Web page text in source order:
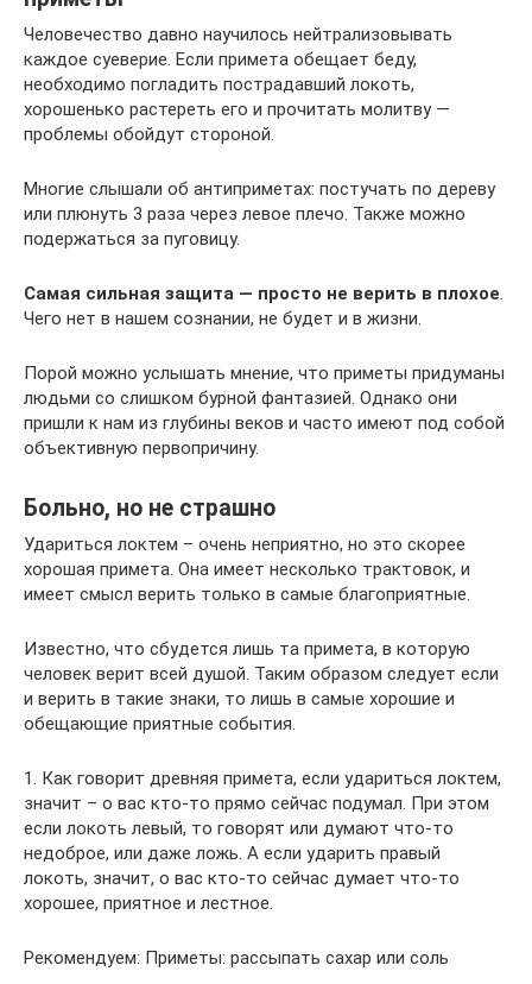
Человечество давно научилось нейтрализовывать
каждое суеверие. Если примета обещает беду,
необходимо погладить пострадавший локоть,
хорошенько растереть его и прочитать молитву —
проблемы обойдут стороной.
Многие слышали об антиприметах: постучать по дереву
или плюнуть 3 раза через левое плечо. Также можно
подержаться за пуговицу.
Самая сильная защита — просто не верить в плохое.
Чего нет в нашем сознании, не будет и в жизни.
Порой можно услышать мнение, что приметы придуманы
людьми со слишком бурной фантазией. Однако они
пришли к нам из глубины веков и часто имеют под собой
объективную первопричину.
Больно, но не страшно
Удариться локтем – очень неприятно, но это скорее
хорошая примета. Она имеет несколько трактовок, и
имеет смысл верить только в самые благоприятные.
Известно, что сбудется лишь та примета, в которую
человек верит всей душой. Таким образом следует если
и верить в такие знаки, то лишь в самые хорошие и
обещающие приятные события.
1. Как говорит древняя примета, если удариться локтем,
значит – о вас кто-то прямо сейчас подумал. При этом
если локоть левый, то говорят или думают что-то
недоброе, или даже ложь. А если ударить правый
локоть, значит, о вас кто-то сейчас думает что-то
хорошее, приятное и лестное.
Рекомендуем: Приметы: рассыпать сахар или соль